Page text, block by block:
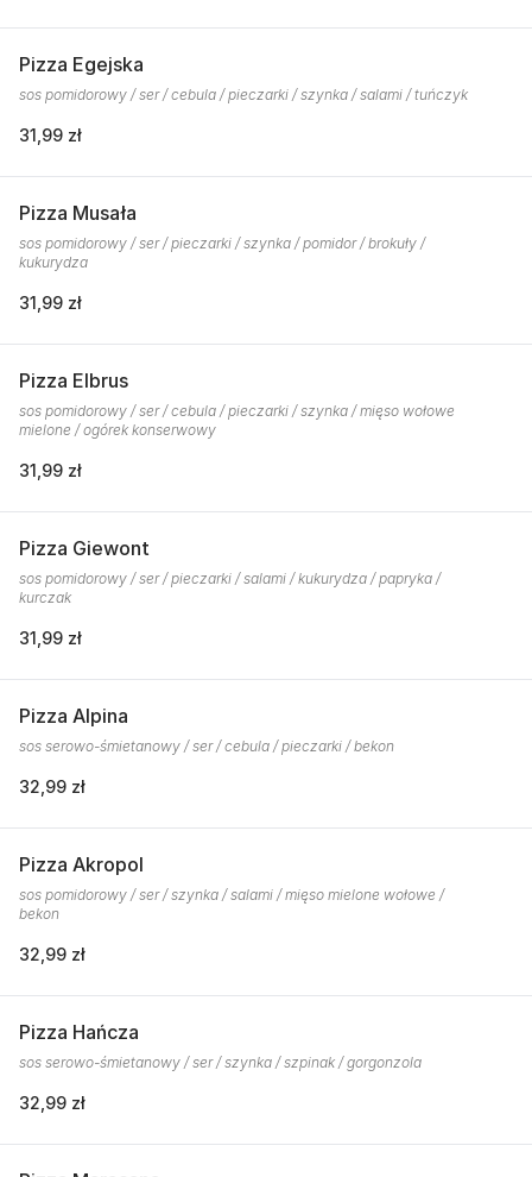
Pizza Egejska
sos pomidorowy / ser / cebula / pieczarki / szynka / salami / tuńczyk
31,99 zł
Pizza Musała
sos pomidorowy / ser / pieczarki / szynka / pomidor / brokuły /
kukurydza
31,99 zł
Pizza Elbrus
sos pomidorowy / ser / cebula / pieczarki / szynka / mięso wołowe
mielone / ogórek konserwowy
31,99 zł
Pizza Giewont
sos pomidorowy / ser / pieczarki / salami / kukurydza / papryka /
kurczak
31,99 zł
Pizza Alpina
sos serowo-śmietanowy / ser / cebula / pieczarki / bekon
32,99 zł
Pizza Akropol
sos pomidorowy / ser / szynka / salami / mięso mielone wołowe /
bekon
32,99 zł
Pizza Hańcza
sos serowo-śmietanowy / ser / szynka / szpinak / gorgonzola
32,99 zł